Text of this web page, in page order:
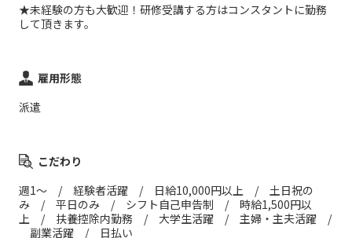
★未経験の方も大歓迎！研修受講する方はコンスタントに勤務
して頂きます。
雇用形態
派遣
こだわり
週1～ / 経験者活躍 / 日給10,000円以上 / 土日祝の
み / 平日のみ / シフト自己申告制 / 時給1,500円以
上 / 扶養控除内勤務 / 大学生活躍 / 主婦・主夫活躍 /
副業活躍 / 日払い